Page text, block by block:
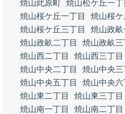
焼山此原町 焼山松ケ丘一丁
焼山桜ケ丘一丁目
焼山桜ケ
焼山桜ケ丘三丁目
焼山政畝
焼山政畝二丁目
焼山政畝三
焼山西二丁目
焼山西三丁目
焼山中央二丁目
焼山中央三
焼山中央五丁目
焼山中央六
焼山東二丁目
焼山東三丁目
焼山南一丁目
焼山南二丁目